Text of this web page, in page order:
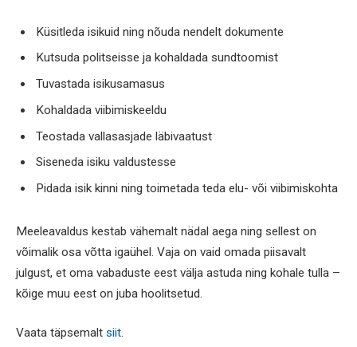
Küsitleda isikuid ning nõuda nendelt dokumente
Kutsuda politseisse ja kohaldada sundtoomist
Tuvastada isikusamasus
Kohaldada viibimiskeeldu
Teostada vallasasjade läbivaatust
Siseneda isiku valdustesse
Pidada isik kinni ning toimetada teda elu- või viibimiskohta
Meeleavaldus kestab vähemalt nädal aega ning sellest on
võimalik osa võtta igaühel. Vaja on vaid omada piisavalt
julgust, et oma vabaduste eest välja astuda ning kohale tulla –
kõige muu eest on juba hoolitsetud.
Vaata täpsemalt siit.